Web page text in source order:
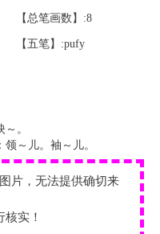
【总笔画数】:8
【五笔】:pufy
。
～儿。袖～儿。
片，无法提供确切来
实！